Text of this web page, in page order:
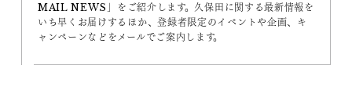
MAIL NEWS」をご紹介します。久保田に関する最新情報を
いち早くお届けするほか、登録者限定のイベントや企画、キ
ャンペーンなどをメールでご案内します。